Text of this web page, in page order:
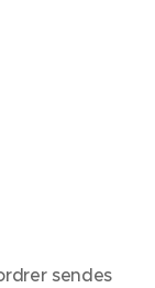
sendes